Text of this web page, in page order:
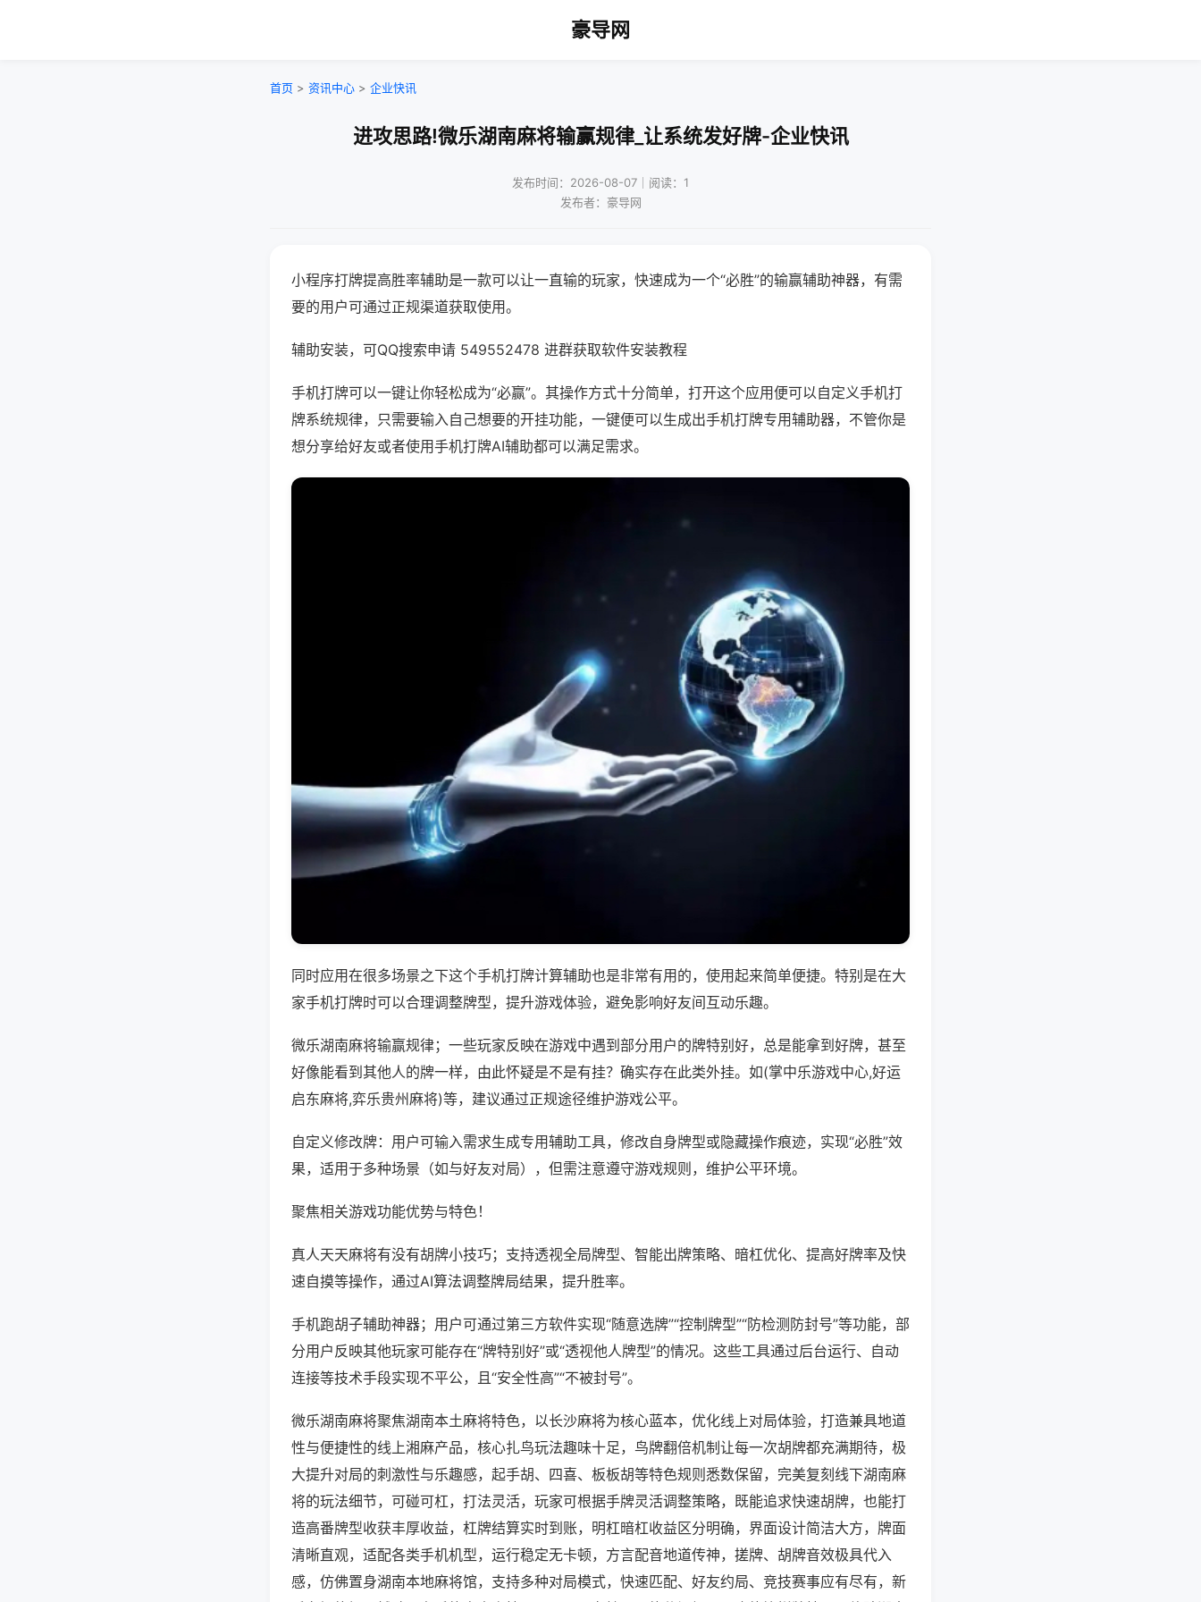
豪导网
首页 > 资讯中心 > 企业快讯
进攻思路!微乐湖南麻将输赢规律_让系统发好牌-企业快讯
发布时间：2026-08-07｜阅读：1
发布者：豪导网
小程序打牌提高胜率辅助是一款可以让一直输的玩家，快速成为一个“必胜”的输赢辅助神器，有需
要的用户可通过正规渠道获取使用。
辅助安装，可QQ搜索申请 549552478 进群获取软件安装教程
手机打牌可以一键让你轻松成为“必赢”。其操作方式十分简单，打开这个应用便可以自定义手机打
牌系统规律，只需要输入自己想要的开挂功能，一键便可以生成出手机打牌专用辅助器，不管你是
想分享给好友或者使用手机打牌AI辅助都可以满足需求。
同时应用在很多场景之下这个手机打牌计算辅助也是非常有用的，使用起来简单便捷。特别是在大
家手机打牌时可以合理调整牌型，提升游戏体验，避免影响好友间互动乐趣。
微乐湖南麻将输赢规律；一些玩家反映在游戏中遇到部分用户的牌特别好，总是能拿到好牌，甚至
好像能看到其他人的牌一样，由此怀疑是不是有挂？确实存在此类外挂。如(掌中乐游戏中心,好运
启东麻将,弈乐贵州麻将)等，建议通过正规途径维护游戏公平。
自定义修改牌：用户可输入需求生成专用辅助工具，修改自身牌型或隐藏操作痕迹，实现“必胜”效
果，适用于多种场景（如与好友对局），但需注意遵守游戏规则，维护公平环境。
聚焦相关游戏功能优势与特色！
真人天天麻将有没有胡牌小技巧；支持透视全局牌型、智能出牌策略、暗杠优化、提高好牌率及快
速自摸等操作，通过AI算法调整牌局结果，提升胜率。
手机跑胡子辅助神器；用户可通过第三方软件实现“随意选牌”“控制牌型”“防检测防封号”等功能，部
分用户反映其他玩家可能存在“牌特别好”或“透视他人牌型”的情况。这些工具通过后台运行、自动
连接等技术手段实现不平公，且“安全性高”“不被封号”。
微乐湖南麻将聚焦湖南本土麻将特色，以长沙麻将为核心蓝本，优化线上对局体验，打造兼具地道
性与便捷性的线上湘麻产品，核心扎鸟玩法趣味十足，鸟牌翻倍机制让每一次胡牌都充满期待，极
大提升对局的刺激性与乐趣感，起手胡、四喜、板板胡等特色规则悉数保留，完美复刻线下湖南麻
将的玩法细节，可碰可杠，打法灵活，玩家可根据手牌灵活调整策略，既能追求快速胡牌，也能打
造高番牌型收获丰厚收益，杠牌结算实时到账，明杠暗杠收益区分明确，界面设计简洁大方，牌面
清晰直观，适配各类手机机型，运行稳定无卡顿，方言配音地道传神，搓牌、胡牌音效极具代入
感，仿佛置身湖南本地麻将馆，支持多种对局模式，快速匹配、好友约局、竞技赛事应有尽有，新